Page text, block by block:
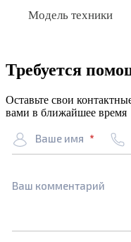
Модель техники
Требуется
Оставьте свои
вами в ближайшее время
Ваше имя
Ваш комментарий